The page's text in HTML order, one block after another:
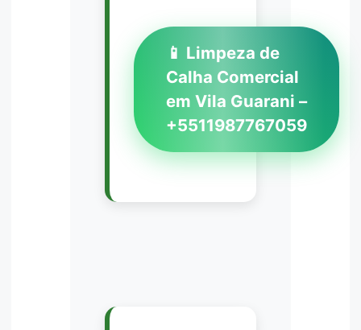
📱 Limpeza de
Calha Comercial
em Vila Guarani –
+5511987767059